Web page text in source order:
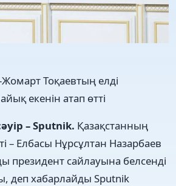
Тоқаевтың елді
екенін атап өтті
– Sputnik. Қазақстанның
– Елбасы Нұрсұлтан Назарбаев
президент сайлауына белсенді
деп хабарлайды Sputnik